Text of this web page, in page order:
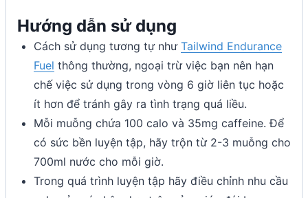
Hướng dẫn sử dụng
Cách sử dụng tương tự như Tailwind Endurance
Fuel thông thường, ngoại trừ việc bạn nên hạn
chế việc sử dụng trong vòng 6 giờ liên tục hoặc
ít hơn để tránh gây ra tình trạng quá liều.
Mỗi muỗng chứa 100 calo và 35mg caffeine. Để
có sức bền luyện tập, hãy trộn từ 2-3 muỗng cho
700ml nước cho mỗi giờ.
Trong quá trình luyện tập hãy điều chỉnh nhu cầu